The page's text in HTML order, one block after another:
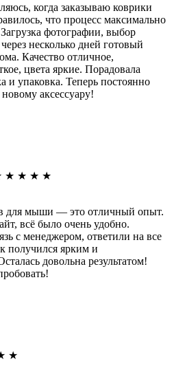
когда заказываю коврики
что процесс максимально
фотографии, выбор
несколько дней готовый
Качество отличное,
цвета яркие. Порадовала
и упаковка. Теперь постоянно
аксессуару!
★ ★ ★ ★
для мыши — это отличный опыт.
всё было очень удобно.
с менеджером, ответили на все
получился ярким и
довольна результатом!
★